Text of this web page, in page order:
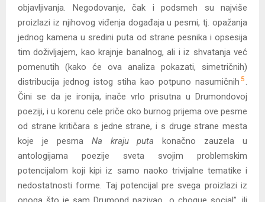
objavljivanja. Negodovanje, čak i podsmeh su najviše
proizlazi iz njihovog viđenja događaja u pesmi, tj. opažanja
jednog kamena u sredini puta od strane pesnika i opsesija
tim doživljajem, kao krajnje banalnog, ali i iz shvatanja već
pomenutih (kako će ova analiza pokazati, simetričnih)
distribucija jednog istog stiha kao potpuno nasumičnih 5
Čini se da je ironija, inače vrlo prisutna u Drumondovoj
poeziji, i u korenu cele priče oko burnog prijema ove pesme
od strane kritičara s jedne strane, i s druge strane mesta
koje je pesma Na kraju putakonačno zauzela u
antologijama poezije sveta svojim problemskim
potencijalom koji kipi iz samo naoko trivijalne tematike i
nedostatnosti forme. Taj potencijal pre svega proizlazi iz